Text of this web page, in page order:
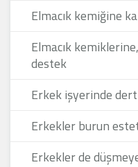
Elmacık kemiğine
Elmacık
destek
Erkek işyerinde
Erkekler burun
Erkekler de